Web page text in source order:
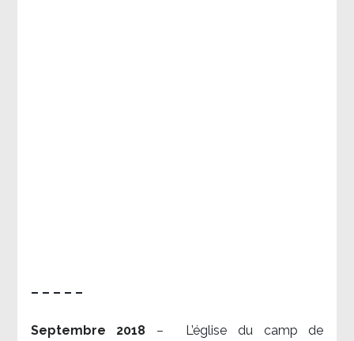
– – – – –
Septembre 2018 –
L’église du camp de